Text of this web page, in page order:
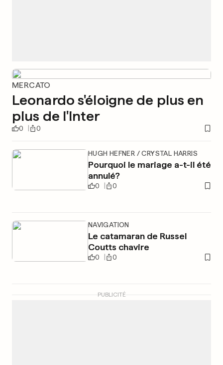
MERCATO
Leonardo s'éloigne de plus en
plus de l'Inter
0 0
HUGH HEFNER / CRYSTAL HARRIS
Pourquoi le mariage a-t-il été
annulé?
0 0
NAVIGATION
Le catamaran de Russel
Coutts chavire
0 0
PUBLICITÉ